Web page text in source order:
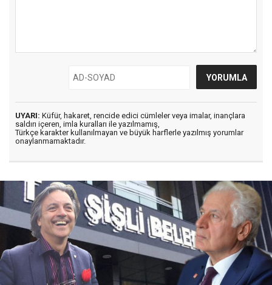
UYARI: Küfür, hakaret, rencide edici cümleler veya imalar, inançlara
saldırı içeren, imla kuralları ile yazılmamış,
Türkçe karakter kullanılmayan ve büyük harflerle yazılmış yorumlar
onaylanmamaktadır.